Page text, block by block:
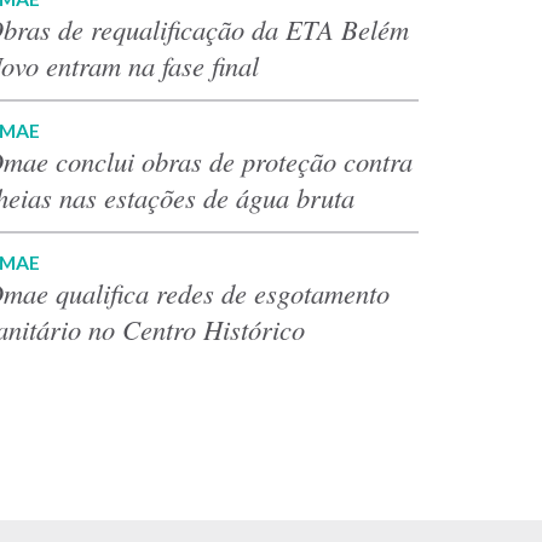
de requalificação da ETA Belém
entram na fase final
conclui obras de proteção contra
nas estações de água bruta
qualifica redes de esgotamento
no Centro Histórico